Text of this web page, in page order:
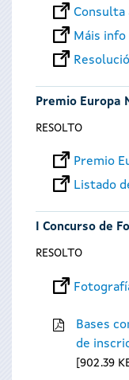
Consulta
Máis info
Premio Europa
RESOLTO
Premio
Listado
I Concurso de
RESOLTO
Bases
de
902.39